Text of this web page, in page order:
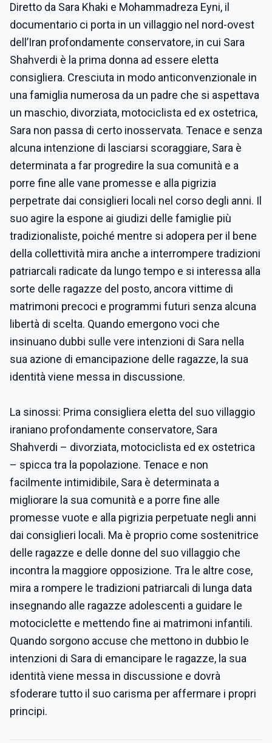
Diretto da Sara Khaki e Mohammadreza Eyni, il
documentario ci porta in un villaggio nel nord-ovest
dell’Iran profondamente conservatore, in cui Sara
Shahverdi è la prima donna ad essere eletta
consigliera. Cresciuta in modo anticonvenzionale in
una famiglia numerosa da un padre che si aspettava
un maschio, divorziata, motociclista ed ex ostetrica,
Sara non passa di certo inosservata. Tenace e senza
alcuna intenzione di lasciarsi scoraggiare, Sara è
determinata a far progredire la sua comunità e a
porre fine alle vane promesse e alla pigrizia
perpetrate dai consiglieri locali nel corso degli anni. Il
suo agire la espone ai giudizi delle famiglie più
tradizionaliste, poiché mentre si adopera per il bene
della collettività mira anche a interrompere tradizioni
patriarcali radicate da lungo tempo e si interessa alla
sorte delle ragazze del posto, ancora vittime di
matrimoni precoci e programmi futuri senza alcuna
libertà di scelta. Quando emergono voci che
insinuano dubbi sulle vere intenzioni di Sara nella
sua azione di emancipazione delle ragazze, la sua
identità viene messa in discussione.
La sinossi: Prima consigliera eletta del suo villaggio
iraniano profondamente conservatore, Sara
Shahverdi – divorziata, motociclista ed ex ostetrica
– spicca tra la popolazione. Tenace e non
facilmente intimidibile, Sara è determinata a
migliorare la sua comunità e a porre fine alle
promesse vuote e alla pigrizia perpetuate negli anni
dai consiglieri locali. Ma è proprio come sostenitrice
delle ragazze e delle donne del suo villaggio che
incontra la maggiore opposizione. Tra le altre cose,
mira a rompere le tradizioni patriarcali di lunga data
insegnando alle ragazze adolescenti a guidare le
motociclette e mettendo fine ai matrimoni infantili.
Quando sorgono accuse che mettono in dubbio le
intenzioni di Sara di emancipare le ragazze, la sua
identità viene messa in discussione e dovrà
sfoderare tutto il suo carisma per affermare i propri
principi.